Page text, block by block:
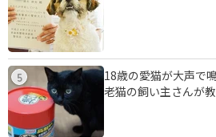
5
18歳の愛猫が大声で
老猫の飼い主さんが